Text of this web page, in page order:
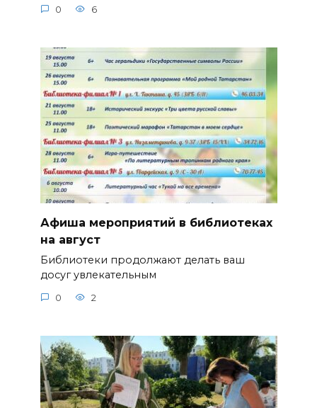
0 6
Афиша мероприятий в библиотеках
на август
Библиотеки продолжают делать ваш
досуг увлекательным
0 2